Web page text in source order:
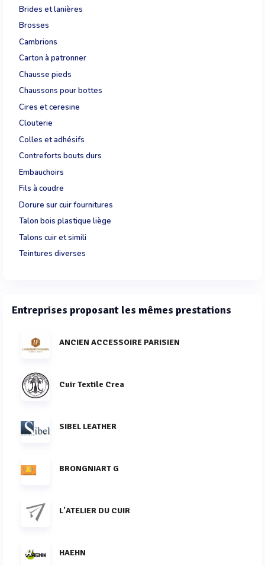
Brides et lanières
Brosses
Cambrions
Carton à patronner
Chausse pieds
Chaussons pour bottes
Cires et ceresine
Clouterie
Colles et adhésifs
Contreforts bouts durs
Embauchoirs
Fils à coudre
Dorure sur cuir fournitures
Talon bois plastique liège
Talons cuir et simili
Teintures diverses
Entreprises proposant les mêmes prestations
ANCIEN ACCESSOIRE PARISIEN
Cuir Textile Crea
SIBEL LEATHER
BRONGNIART G
L'ATELIER DU CUIR
HAEHN